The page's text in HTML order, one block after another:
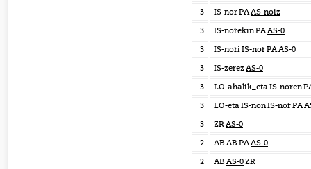
3
IS-nor PAAS-noiz
3
IS-norekin PAAS-0
3
IS-nori IS-nor PAAS-0
3
IS-zerez AS-0
3
LO-ahalik_eta IS-noren
3
LO-eta IS-non IS-nor PA
3
ZRAS-0
2
AB AB PAAS-0
2
AB AS-0ZR